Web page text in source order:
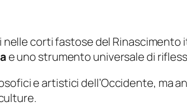
corti fastose del Rinascimento
e uno strumento universale di
e artistici dell’Occidente, ma